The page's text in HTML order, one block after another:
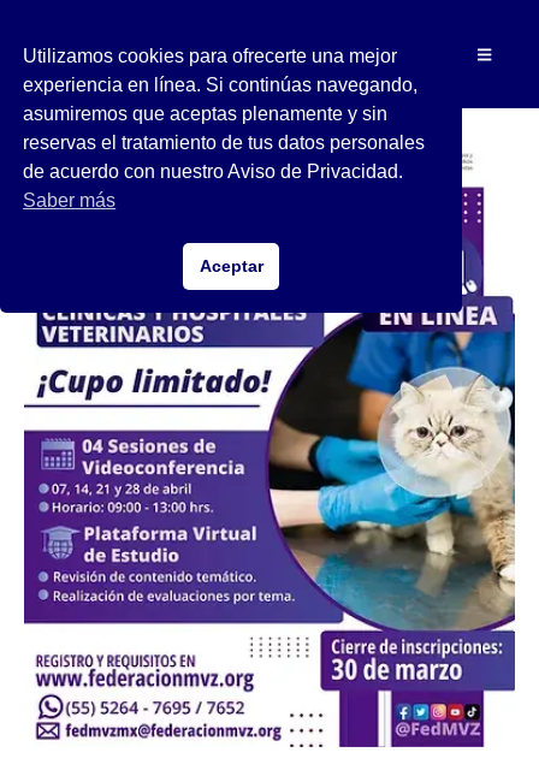
Utilizamos cookies para ofrecerte una mejor
experiencia en línea. Si continúas navegando,
asumiremos que aceptas plenamente y sin
reservas el tratamiento de tus datos personales
de acuerdo con nuestro Aviso de Privacidad.
Saber más
Aceptar